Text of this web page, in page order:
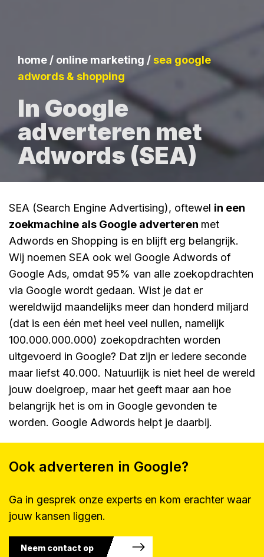
home / online marketing / sea google
adwords & shopping
In Google
adverteren met
Adwords (SEA)
SEA (Search Engine Advertising), oftewel in een
zoekmachine als Google adverteren met
Adwords en Shopping is en blijft erg belangrijk.
Wij noemen SEA ook wel Google Adwords of
Google Ads, omdat 95% van alle zoekopdrachten
via Google wordt gedaan. Wist je dat er
wereldwijd maandelijks meer dan honderd miljard
(dat is een één met heel veel nullen, namelijk
100.000.000.000) zoekopdrachten worden
uitgevoerd in Google? Dat zijn er iedere seconde
maar liefst 40.000. Natuurlijk is niet heel de wereld
jouw doelgroep, maar het geeft maar aan hoe
belangrijk het is om in Google gevonden te
worden. Google Adwords helpt je daarbij.
Ook adverteren in Google?
Ga in gesprek onze experts en kom erachter waar
jouw kansen liggen.
Neem contact op